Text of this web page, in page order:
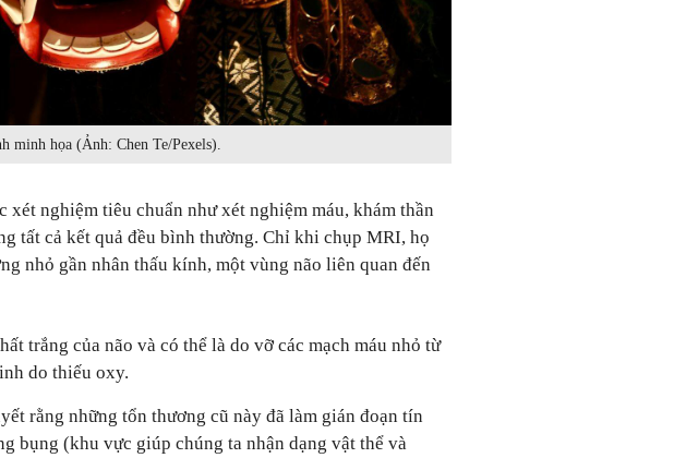
minh họa (Ảnh: Chen Te/Pexels).
xét nghiệm tiêu chuẩn như xét nghiệm máu, khám thần
tất cả kết quả đều bình thường. Chỉ khi chụp MRI, họ
nhỏ gần nhân thấu kính, một vùng não liên quan đến
trắng của não và có thể là do vỡ các mạch máu nhỏ từ
do thiếu oxy.
rằng những tổn thương cũ này đã làm gián đoạn tín
bụng (khu vực giúp chúng ta nhận dạng vật thể và